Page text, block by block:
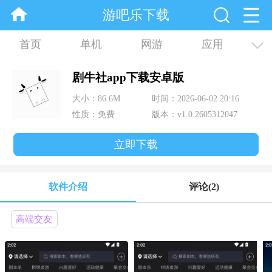
游吧乐下载
首页 单机 网游 应用
资讯 合集
剧牛社app下载安卓版
大小：86.6M
时间：2026-06-02 20:16
性质：免费
版本：v1.0.2605312047
立即下载
软件介绍 评论(2)
高端交友